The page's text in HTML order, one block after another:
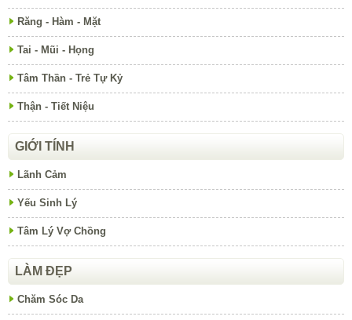
Răng - Hàm - Mặt
Tai - Mũi - Họng
Tâm Thần - Trẻ Tự Kỷ
Thận - Tiết Niệu
GIỚI TÍNH
Lãnh Cảm
Yếu Sinh Lý
Tâm Lý Vợ Chồng
LÀM ĐẸP
Chăm Sóc Da